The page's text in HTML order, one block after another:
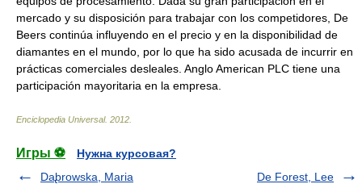
mercado y su disposición para trabajar con los competidores, De
Beers continúa influyendo en el precio y en la disponibilidad de
diamantes en el mundo, por lo que ha sido acusada de incurrir en
prácticas comerciales desleales. Anglo American PLC tiene una
participación mayoritaria en la empresa.
Enciclopedia Universal. 2012
Игры ⚽
Нужна курсовая?
Da̢browska, Maria
De Forest, Lee